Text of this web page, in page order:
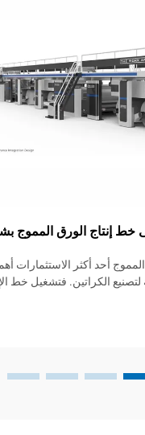
خط إنتاج الورق المموج
أحد أكثر الاستثمارات
الكراتين. فتشغيل خط
عطل غير متوقع...